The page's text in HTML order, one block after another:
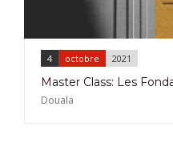
4 octobre 2021
Douala